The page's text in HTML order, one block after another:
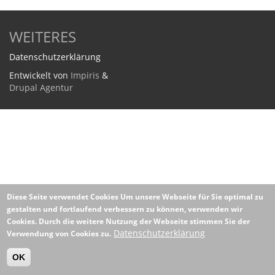
WEITERES
Datenschutzerklärung
Entwickelt von Impiris &
Drupal Agentur
Diese Seite verwendet Cookies Um unsere Webseite für Sie optimal zu
gestalten und fortlaufend verbessern zu können, verwenden wir
Cookies. Durch die weitere Nutzung der Webseite stimmen Sie der
Verwendung von Cookies zu. Datenschutzerklärung
OK